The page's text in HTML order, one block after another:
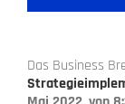
Das Business